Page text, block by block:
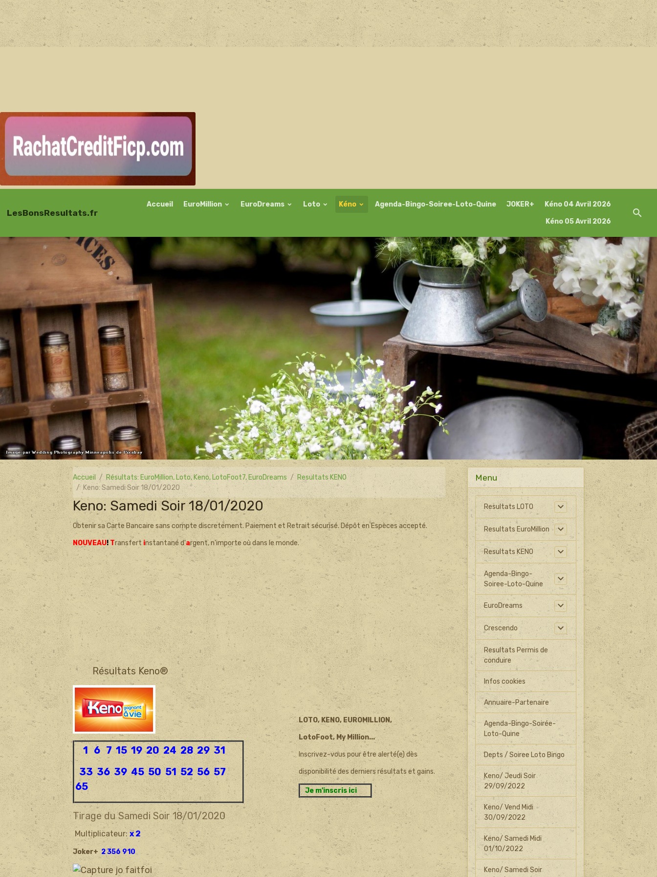
LesBonsResultats.fr
Accueil EuroMillion EuroDreams Loto Kéno Agenda-Bingo-Soiree-Loto-Quine JOKER+ Kéno 04 Avril 2026
Kéno 05 Avril 2026
Accueil Résultats: EuroMillion, Loto, Keno, LotoFoot7, EuroDreams
Resultats KENO
Keno: Samedi Soir 18/01/2020
Keno: Samedi Soir 18/01/2020
Obtenir sa Carte Bancaire sans compte discretement. Paiement et Retrait sécurisé. Dépôt en Espèces accepté.
NOUVEAU! Transfert instantané d'argent, n'importe où dans le monde.
Résultats Keno®
Tirage du Samedi Soir 18/01/2020
1 6 7 15 19 20 24 28 29 31
33 36 39 45 50 51 52 56 57
65
Multiplicateur:x 2
Joker+ 2 356 910
LOTO, KENO, EUROMILLION,
LotoFoot, My Million...
Inscrivez-vous pour être alerté(e) dès
disponibilité des derniers résultats et gains.
Je m'inscris ici
Menu
Resultats LOTO
Resultats EuroMillion
Resultats KENO
Agenda-Bingo-
Soiree-Loto-Quine
EuroDreams
Crescendo
Resultats Permis de
conduire
Infos cookies
Annuaire-Partenaire
Agenda-Bingo-Soirée-
Loto-Quine
Depts / Soiree Loto Bingo
Keno/ Jeudi Soir
29/09/2022
Keno/ Vend Midi
30/09/2022
Keno/ Samedi Midi
01/10/2022
Keno/ Samedi Soir